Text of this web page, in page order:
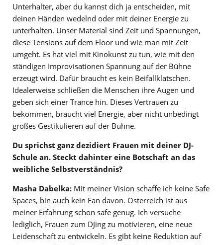
Unterhalter, aber du kannst dich ja entscheiden, mit
deinen Händen wedelnd oder mit deiner Energie zu
unterhalten. Unser Material sind Zeit und Spannungen,
diese Tensions auf dem Floor und wie man mit Zeit
umgeht. Es hat viel mit Kinokunst zu tun, wie mit den
ständigen Improvisationen Spannung auf der Bühne
erzeugt wird. Dafür braucht es kein Beifallklatschen.
Idealerweise schließen die Menschen ihre Augen und
geben sich einer Trance hin. Dieses Vertrauen zu
bekommen, braucht viel Energie, aber nicht unbedingt
großes Gestikulieren auf der Bühne.
Du sprichst ganz dezidiert Frauen mit deiner DJ-
Schule an. Steckt dahinter eine Botschaft an das
weibliche Selbstverständnis?
Masha Dabelka: Mit meiner Vision schaffe ich keine Safe
Spaces, bin auch kein Fan davon. Österreich ist aus
meiner Erfahrung schon safe genug. Ich versuche
lediglich, Frauen zum DJing zu motivieren, eine neue
Leidenschaft zu entwickeln. Es gibt keine Reduktion auf